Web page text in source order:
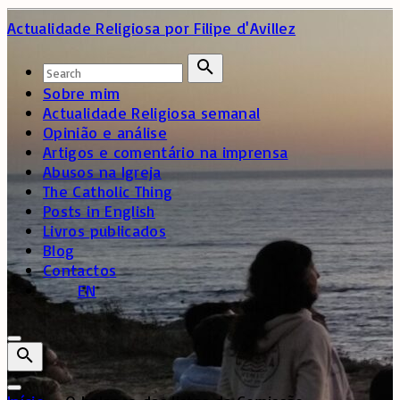
to
Actualidade Religiosa por Filipe d'Avillez
Search
for:
Sobre mim
Actualidade Religiosa semanal
Opinião e análise
Artigos e comentário na imprensa
Abusos na Igreja
The Catholic Thing
Posts in English
Livros publicados
Blog
Contactos
EN